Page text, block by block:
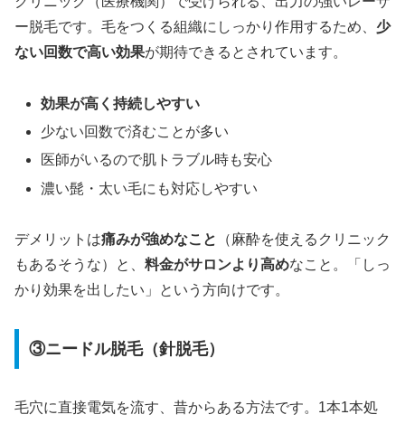
ー脱毛です。毛をつくる組織にしっかり作用するため、 少
ない回数で高い効果が期待できるとされています。
効果が高く持続しやすい
少ない回数で済むことが多い
医師がいるので肌トラブル時も安心
濃い髭・太い毛にも対応しやすい
デメリットは痛みが強めなこと
（麻酔を使えるクリニック
もあるそうな）と、 料金がサロンより高めなこと。「しっ
かり効果を出したい」という方向けです。
③ニードル脱毛（針脱毛）
毛穴に直接電気を流す、昔からある方法です。1本1本処